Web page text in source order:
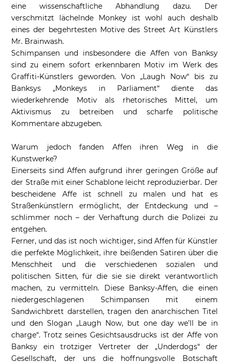
eine wissenschaftliche Abhandlung dazu. Der
verschmitzt lächelnde Monkey ist wohl auch deshalb
eines der begehrtesten Motive des Street Art Künstlers
Mr. Brainwash.
Schimpansen und insbesondere die Affen von Banksy
sind zu einem sofort erkennbaren Motiv im Werk des
Graffiti-Künstlers geworden. Von „Laugh Now“ bis zu
Banksys „Monkeys in Parliament“ diente das
wiederkehrende Motiv als rhetorisches Mittel, um
Aktivismus zu betreiben und scharfe politische
Kommentare abzugeben.
Warum jedoch fanden Affen ihren Weg in die
Kunstwerke?
Einerseits sind Affen aufgrund ihrer geringen Größe auf
der Straße mit einer Schablone leicht reproduzierbar. Der
bescheidene Affe ist schnell zu malen und hat es
Straßenkünstlern ermöglicht, der Entdeckung und –
schlimmer noch – der Verhaftung durch die Polizei zu
entgehen.
Ferner, und das ist noch wichtiger, sind Affen für Künstler
die perfekte Möglichkeit, ihre beißenden Satiren über die
Menschheit und die verschiedenen sozialen und
politischen Sitten, für die sie sie direkt verantwortlich
machen, zu vermitteln. Diese Banksy-Affen, die einen
niedergeschlagenen Schimpansen mit einem
Sandwichbrett darstellen, tragen den anarchischen Titel
und den Slogan „Laugh Now, but one day we’ll be in
charge“. Trotz seines Gesichtsausdrucks ist der Affe von
Banksy ein trotziger Vertreter der „Underdogs“ der
Gesellschaft, der uns die hoffnungsvolle Botschaft